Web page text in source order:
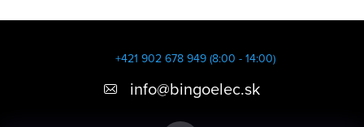
+421 902 678 949 (8:00 - 14:00)
info@bingoelec.sk